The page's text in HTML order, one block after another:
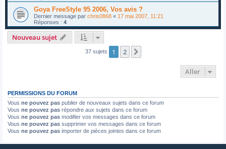
Goya FreeStyle 95 2006, Vos avis ?
Dernier message par chris0868 « 17 mai 2007, 11:21
Réponses : 4
Nouveau sujet
37 sujets 1 2
Aller
PERMISSIONS DU FORUM
Vous ne pouvez pas publier de nouveaux sujets dans ce forum
Vous ne pouvez pas répondre aux sujets dans ce forum
Vous ne pouvez pas modifier vos messages dans ce forum
Vous ne pouvez pas supprimer vos messages dans ce forum
Vous ne pouvez pas importer de pièces jointes dans ce forum